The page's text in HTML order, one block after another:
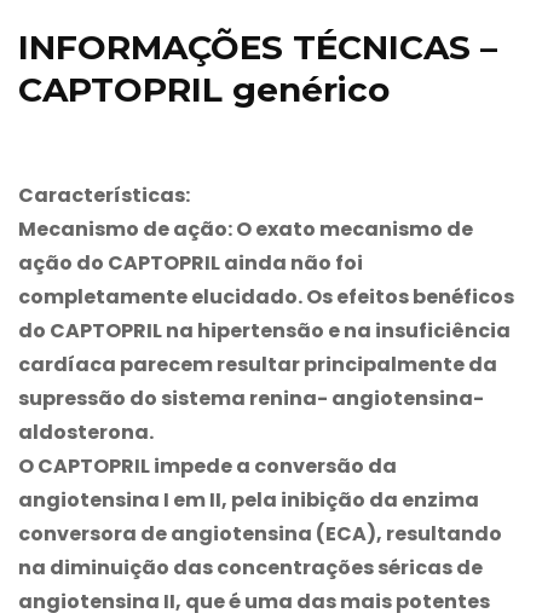
INFORMAÇÕES TÉCNICAS –
CAPTOPRIL genérico
Características:
Mecanismo de ação: O exato mecanismo de
ação do CAPTOPRIL ainda não foi
completamente elucidado. Os efeitos benéficos
do CAPTOPRIL na hipertensão e na insuficiência
cardíaca parecem resultar principalmente da
supressão do sistema renina- angiotensina-
aldosterona.
O CAPTOPRIL impede a conversão da
angiotensina I em II, pela inibição da enzima
conversora de angiotensina (ECA), resultando
na diminuição das concentrações séricas de
angiotensina II, que é uma das mais potentes